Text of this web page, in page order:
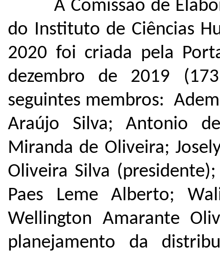
A Comissão de
do Instituto de Ciências
2020 foi criada pela
dezembro de 2019 (
seguintes membros:
Araújo Silva; Antonio
Miranda de Oliveira;
Oliveira Silva
Paes Leme Alberto;
Wellington Amarante
planejamento da